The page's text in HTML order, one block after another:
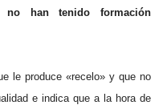
no han tenido formación
le produce «recelo» y que no
e indica que a la hora de